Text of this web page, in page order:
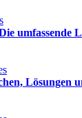
umfassende
Lösungen